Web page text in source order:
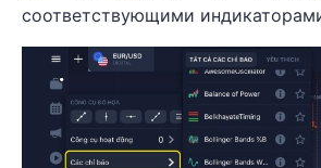
соответствующими